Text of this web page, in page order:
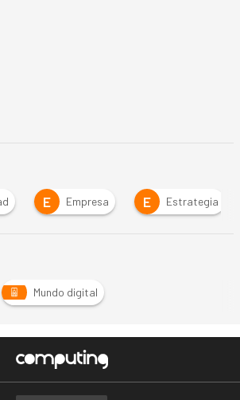
E Empresa E Estrategia
Mundo digital